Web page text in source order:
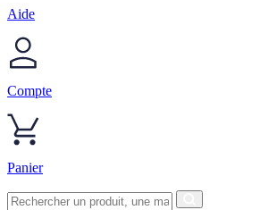
Aide
Compte
Panier